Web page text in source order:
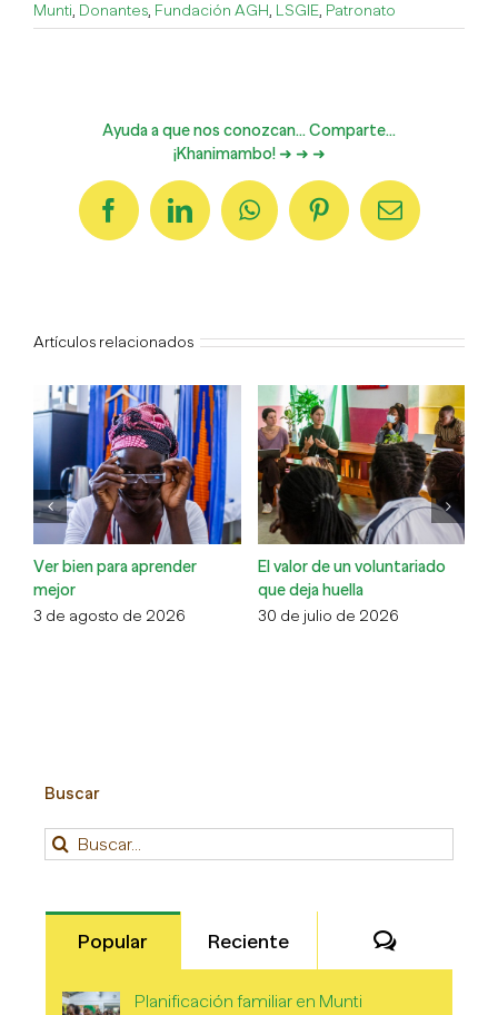
Munti Donantes Fundación AGH LSGIE Patronato
Ayuda a que nos conozcan... Comparte...
¡Khanimambo! ➜ ➜ ➜
FacebookLinkedInWhatsAppPinterestCorreo
electrónico
Artículos relacionados
Ver bien para aprender
mejor
3 de agosto de 2026
El valor de un voluntariado
que deja huella
30 de julio de 2026
Buscar
Buscar:
Popular Reciente
Planificación familiar en Munti